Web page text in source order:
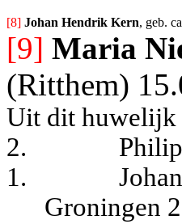
[8] Johan Hendrik Kern, geb.
[9] Maria
(Ritthem)
Uit dit huwelijk
2.
1.
Groningen